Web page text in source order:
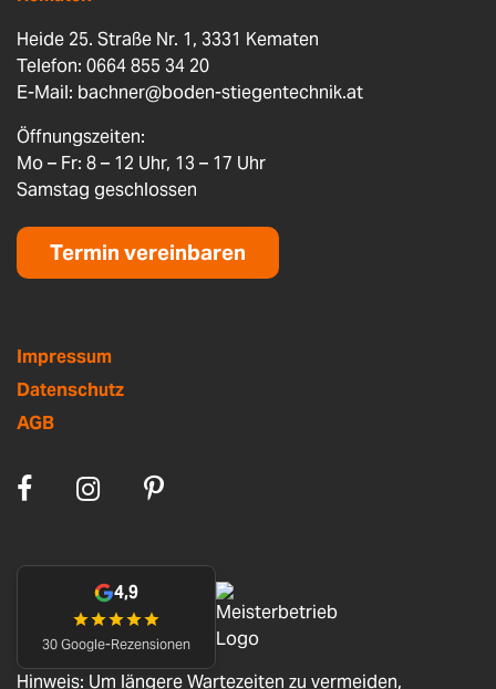
Heide 25. Straße Nr. 1, 3331 Kematen
Telefon: 0664 855 34 20
E-Mail: bachner@boden-stiegentechnik.at
Öffnungszeiten:
Mo – Fr: 8 – 12 Uhr, 13 – 17 Uhr
Samstag geschlossen
Termin vereinbaren
Impressum
Datenschutz
AGB
4,9
30 Google-Rezensionen
Hinweis: Um längere Wartezeiten zu vermeiden,